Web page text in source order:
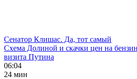
Сенатор Клишас. Да, тот самый
Схема Долиной и скачки цен на
визита Путина
06:04
24 мин